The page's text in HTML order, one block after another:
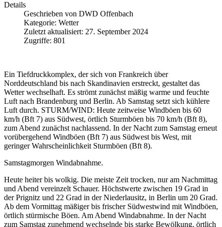
Details
Geschrieben von DWD Offenbach
Kategorie: Wetter
Zuletzt aktualisiert: 27. September 2024
Zugriffe: 801
Ein Tiefdruckkomplex, der sich von Frankreich über
Norddeutschland bis nach Skandinavien erstreckt, gestaltet das
Wetter wechselhaft. Es strömt zunächst mäßig warme und feuchte
Luft nach Brandenburg und Berlin. Ab Samstag setzt sich kühlere
Luft durch. STURM/WIND: Heute zeitweise Windböen bis 60
km/h (Bft 7) aus Südwest, örtlich Sturmböen bis 70 km/h (Bft 8),
zum Abend zunächst nachlassend. In der Nacht zum Samstag erneut
vorübergehend Windböen (Bft 7) aus Südwest bis West, mit
geringer Wahrscheinlichkeit Sturmböen (Bft 8).
Samstagmorgen Windabnahme.
Heute heiter bis wolkig. Die meiste Zeit trocken, nur am Nachmittag
und Abend vereinzelt Schauer. Höchstwerte zwischen 19 Grad in
der Prignitz und 22 Grad in der Niederlausitz, in Berlin um 20 Grad.
Ab dem Vormittag mäßiger bis frischer Südwestwind mit Windböen,
örtlich stürmische Böen. Am Abend Windabnahme. In der Nacht
zum Samstag zunehmend wechselnde bis starke Bewölkung, örtlich